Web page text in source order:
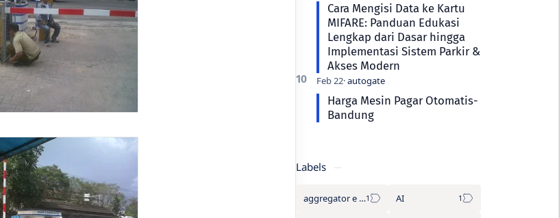
Cara Mengisi Data ke Kartu
MIFARE: Panduan Edukasi
Lengkap dari Dasar hingga
Implementasi Sistem Parkir &
Akses Modern
Harga Mesin Pagar Otomatis-
Bandung
Labels
aggregator e tol AI